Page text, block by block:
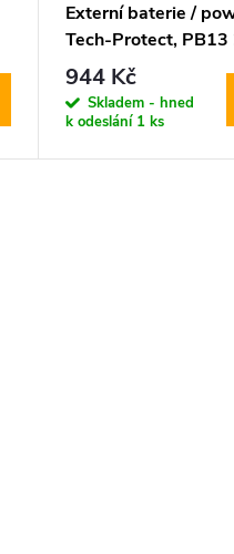
Externí baterie /
Tech-Protect,
20000mAh
944 Kč
Skladem - hned
k odeslání 1 ks